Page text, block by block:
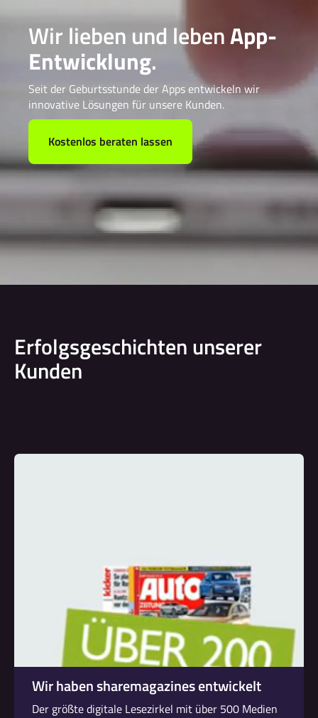
Wir lieben und lebenApp-
Entwicklung.
Seit der Geburtsstunde der Apps entwickeln wir
innovative Lösungen für unsere Kunden.
Kostenlos beraten lassen
Erfolgsgeschichten unserer
Kunden
Video-
Wir haben sharemagazines entwickelt
Der größte digitale Lesezirkel mit über 500 Medien